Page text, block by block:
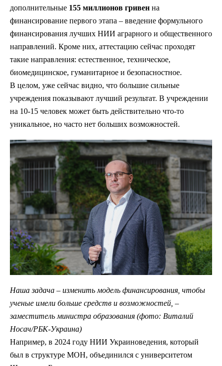
дополнительные 155 миллионов гривен на
финансирование первого этапа – введение формульного
финансирования лучших НИИ аграрного и общественного
направлений. Кроме них, аттестацию сейчас проходят
такие направления: естественное, техническое,
биомедицинское, гуманитарное и безопасностное.
В целом, уже сейчас видно, что большие сильные
учреждения показывают лучший результат. В учреждении
на 10-15 человек может быть действительно что-то
уникальное, но часто нет больших возможностей.
Наша задача – изменить модель финансирования, чтобы
ученые имели больше средств и возможностей, –
заместитель министра образования (фото: Виталий
Носач/РБК-Украина)
Например, в 2024 году НИИ Украиноведения, который
был в структуре МОН, объединился с университетом